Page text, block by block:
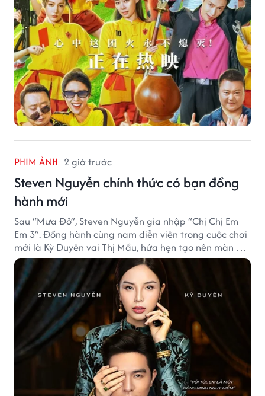
PHIM ẢNH 2 giờ trước
Steven Nguyễn chính thức có bạn đồng
hành mới
Sau “Mưa Đỏ”, Steven Nguyễn gia nhập “Chị Chị Em
Em 3”. Đồng hành cùng nam diễn viên trong cuộc chơi
mới là Kỳ Duyên vai Thị Mầu, hứa hẹn tạo nên màn kết
hợp nhiều bất ngờ.